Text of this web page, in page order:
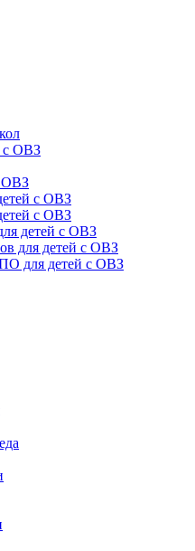
с ОВЗ
ОВЗ
с ОВЗ
с ОВЗ
детей с ОВЗ
для детей с ОВЗ
для детей с ОВЗ